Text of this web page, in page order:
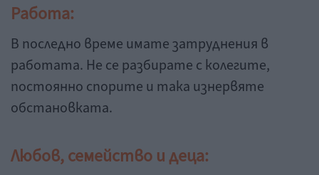
Работа:
В последно време имате затруднения в
работата. Не се разбирате с колегите,
постоянно спорите и така изнервяте
обстановката.
Любов, семейство и деца: